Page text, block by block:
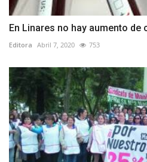
En Linares no hay aumento de
Editora Abril 7, 2020 753